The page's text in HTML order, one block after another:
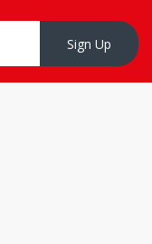
Sign Up